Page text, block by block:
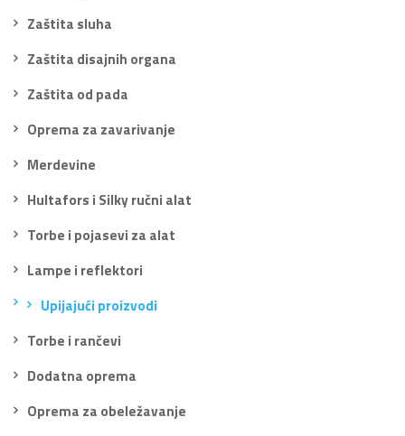
Zaštita sluha
Zaštita disajnih organa
Zaštita od pada
Oprema za zavarivanje
Merdevine
Hultafors i Silky ručni alat
Torbe i pojasevi za alat
Lampe i reflektori
Upijajući proizvodi
Torbe i rančevi
Dodatna oprema
Oprema za obeležavanje